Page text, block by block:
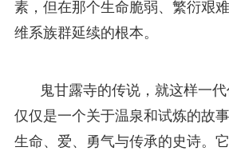
素，但在那个生命脆弱、繁衍艰
维系族群延续的根本。
鬼甘露寺的传说，就这样一
仅仅是一个关于温泉和试炼的故
生命、爱、勇气与传承的史诗。